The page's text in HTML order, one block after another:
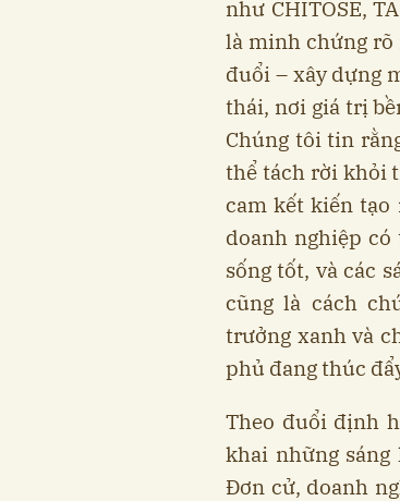
như CHITOSE,
là minh chứng
đuổi – xây dựng
thái, nơi giá trị
Chúng tôi tin
thể tách rời khỏi
cam kết kiến
doanh nghiệp
sống tốt, và các
cũng là cách
trưởng xanh và
phủ đang thúc
Theo đuổi định
khai những
Đơn cử, doanh